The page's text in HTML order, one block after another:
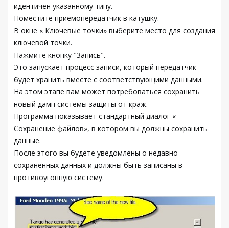
идентичен указанному типу.
Поместите приемопередатчик в катушку.
В окне « Ключевые точки» выберите место для создания
ключевой точки.
Нажмите кнопку "Запись".
Это запускает процесс записи, который передатчик
будет хранить вместе с соответствующими данными.
На этом этапе вам может потребоваться сохранить
новый дамп системы защиты от краж.
Программа показывает стандартный диалог «
Сохранение файлов», в котором вы должны сохранить
данные.
После этого вы будете уведомлены о недавно
сохраненных данных и должны быть записаны в
противоугонную систему.